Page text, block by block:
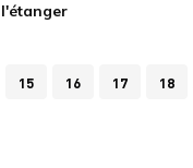
15 16 17 18